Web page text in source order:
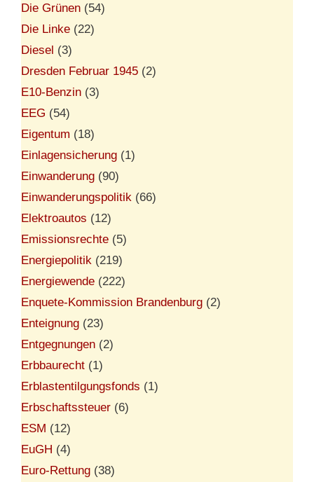
Die Grünen (54)
Die Linke (22)
Diesel (3)
Dresden Februar 1945 (2)
E10-Benzin (3)
EEG (54)
Eigentum (18)
Einlagensicherung (1)
Einwanderung (90)
Einwanderungspolitik (66)
Elektroautos (12)
Emissionsrechte (5)
Energiepolitik (219)
Energiewende (222)
Enquete-Kommission Brandenburg (2)
Enteignung (23)
Entgegnungen (2)
Erbbaurecht (1)
Erblastentilgungsfonds (1)
Erbschaftssteuer (6)
ESM (12)
EuGH (4)
Euro-Rettung (38)